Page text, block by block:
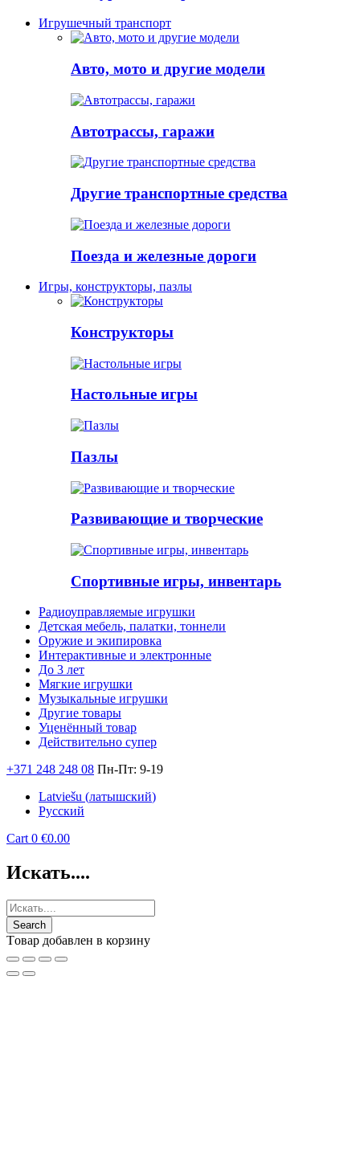
Игрушечный транспорт
Авто, мото и другие модели
Автотрассы, гаражи
Другие транспортные средства
Поезда и железные дороги
Игры, конструкторы, пазлы
Конструкторы
Настольные игры
Пазлы
Развивающие и творческие
Спортивные игры, инвентарь
Радиоуправляемые игрушки
Детская мебель, палатки, тоннели
Оружие и экипировка
Интерактивные и электронные
До 3 лет
Мягкие игрушки
Музыкальные игрушки
Другие товары
Уценённый товар
Действительно супер
+371 248 248 08 Пн-Пт: 9-19
Latviešu (латышский)
Русский
Cart 0 €0.00
Искать....
Tовар добавлен в корзину